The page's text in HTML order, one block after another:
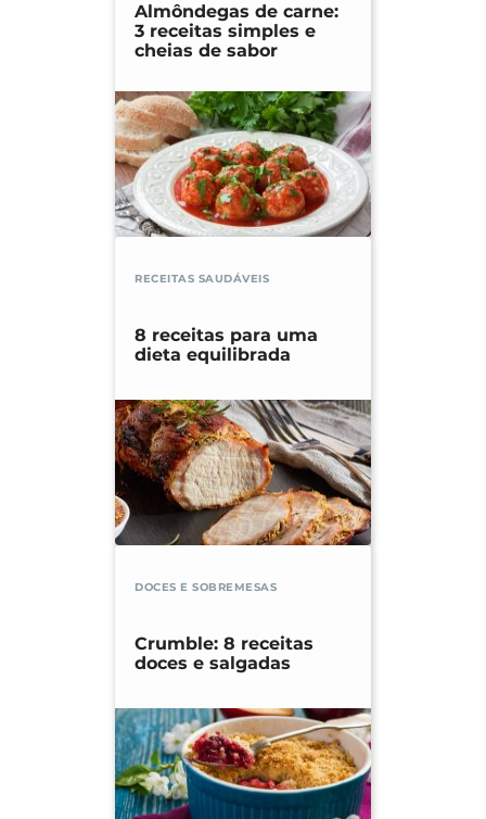
Almôndegas de carne:
3 receitas simples e
cheias de sabor
RECEITAS SAUDÁVEIS
8 receitas para uma
dieta equilibrada
DOCES E SOBREMESAS
Crumble: 8 receitas
doces e salgadas